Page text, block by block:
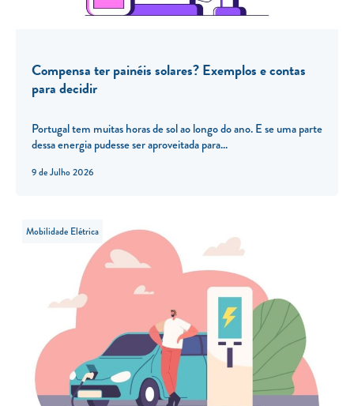
9 de Julho 2026
Compensa ter painéis solares? Exemplos e contas
para decidir
Portugal tem muitas horas de sol ao longo do ano. E se uma parte
dessa energia pudesse ser aproveitada para...
Mobilidade Elétrica